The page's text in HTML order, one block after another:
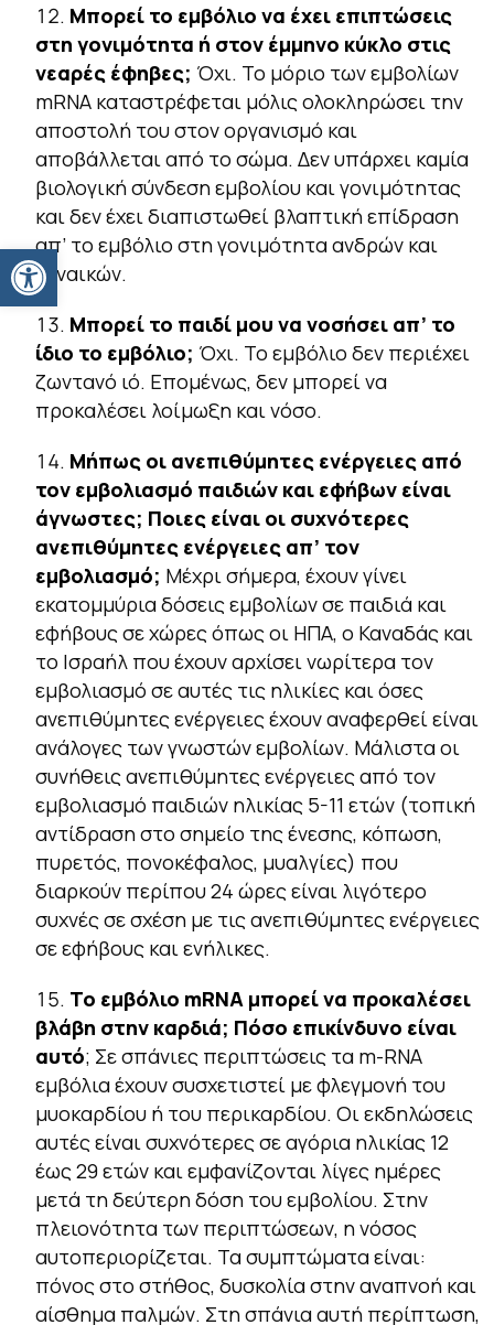
Ανοίξτε τη γραμμή εργαλείων
Μπορεί το εμβόλιο να έχει επιπτώσεις
στη γονιμότητα ή στον έμμηνο κύκλο στις
νεαρές έφηβες; Όχι. Το μόριο των εμβολίων
mRNA καταστρέφεται μόλις ολοκληρώσει την
αποστολή του στον οργανισμό και
αποβάλλεται από το σώμα. Δεν υπάρχει καμία
βιολογική σύνδεση εμβολίου και γονιμότητας
και δεν έχει διαπιστωθεί βλαπτική επίδραση
απ’ το εμβόλιο στη γονιμότητα ανδρών και
γυναικών.
Μπορεί το παιδί μου να νοσήσει απ’ το
ίδιο το εμβόλιο; Όχι. Το εμβόλιο δεν περιέχει
ζωντανό ιό. Επομένως, δεν μπορεί να
προκαλέσει λοίμωξη και νόσο.
Μήπως οι ανεπιθύμητες ενέργειες από
τον εμβολιασμό παιδιών και εφήβων είναι
άγνωστες; Ποιες είναι οι συχνότερες
ανεπιθύμητες ενέργειες απ’ τον
εμβολιασμό; Μέχρι σήμερα, έχουν γίνει
εκατομμύρια δόσεις εμβολίων σε παιδιά και
εφήβους σε χώρες όπως οι ΗΠΑ, ο Καναδάς και
το Ισραήλ που έχουν αρχίσει νωρίτερα τον
εμβολιασμό σε αυτές τις ηλικίες και όσες
ανεπιθύμητες ενέργειες έχουν αναφερθεί είναι
ανάλογες των γνωστών εμβολίων. Μάλιστα οι
συνήθεις ανεπιθύμητες ενέργειες από τον
εμβολιασμό παιδιών ηλικίας 5-11 ετών (τοπική
αντίδραση στο σημείο της ένεσης, κόπωση,
πυρετός, πονοκέφαλος, μυαλγίες) που
διαρκούν περίπου 24 ώρες είναι λιγότερο
συχνές σε σχέση με τις ανεπιθύμητες ενέργειες
σε εφήβους και ενήλικες.
Το εμβόλιο mRNA μπορεί να προκαλέσει
βλάβη στην καρδιά; Πόσο επικίνδυνο είναι
αυτό; Σε σπάνιες περιπτώσεις τα m-RNA
εμβόλια έχουν συσχετιστεί με φλεγμονή του
μυοκαρδίου ή του περικαρδίου. Οι εκδηλώσεις
αυτές είναι συχνότερες σε αγόρια ηλικίας 12
έως 29 ετών και εμφανίζονται λίγες ημέρες
μετά τη δεύτερη δόση του εμβολίου. Στην
πλειονότητα των περιπτώσεων, η νόσος
αυτοπεριορίζεται. Τα συμπτώματα είναι:
πόνος στο στήθος, δυσκολία στην αναπνοή και
αίσθημα παλμών. Στη σπάνια αυτή περίπτωση,